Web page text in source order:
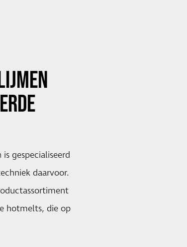
gespecialiseerd
daarvoor.
hotmelts, die op